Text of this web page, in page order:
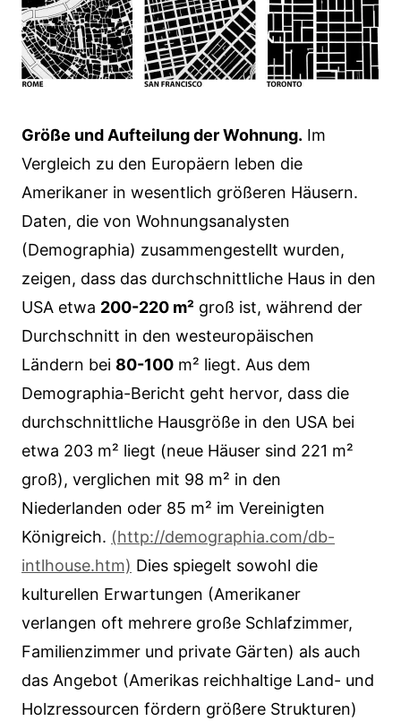
Größe und Aufteilung der Wohnung. Im
Vergleich zu den Europäern leben die
Amerikaner in wesentlich größeren Häusern.
Daten, die von Wohnungsanalysten
(Demographia) zusammengestellt wurden,
zeigen, dass das durchschnittliche Haus in den
USA etwa 200-220 m² groß ist, während der
Durchschnitt in den westeuropäischen
Ländern bei 80-100 m² liegt. Aus dem
Demographia-Bericht geht hervor, dass die
durchschnittliche Hausgröße in den USA bei
etwa 203 m² liegt (neue Häuser sind 221 m²
groß), verglichen mit 98 m² in den
Niederlanden oder 85 m² im Vereinigten
Königreich. (http://demographia.com/db-
intlhouse.htm) Dies spiegelt sowohl die
kulturellen Erwartungen (Amerikaner
verlangen oft mehrere große Schlafzimmer,
Familienzimmer und private Gärten) als auch
das Angebot (Amerikas reichhaltige Land- und
Holzressourcen fördern größere Strukturen)